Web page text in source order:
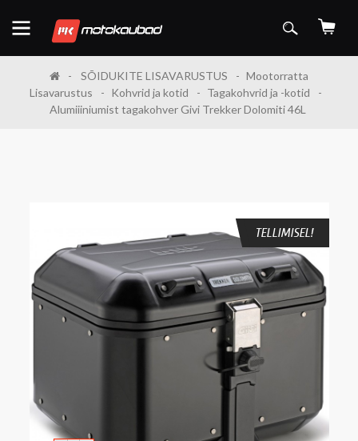
SÕIDUKITE LISAVARUSTUS
Mootorratta
Lisavarustus
Kohvrid ja kotid
Tagakohvrid ja -kotid
Alumiiiniumist tagakohver Givi Trekker Dolomiti 46L
TELLIMISEL!